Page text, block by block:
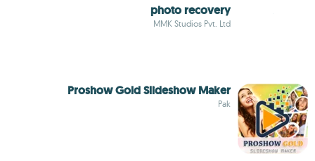
photo recovery
MMK Studios Pvt. Ltd
Proshow Gold Slideshow Maker
Pak